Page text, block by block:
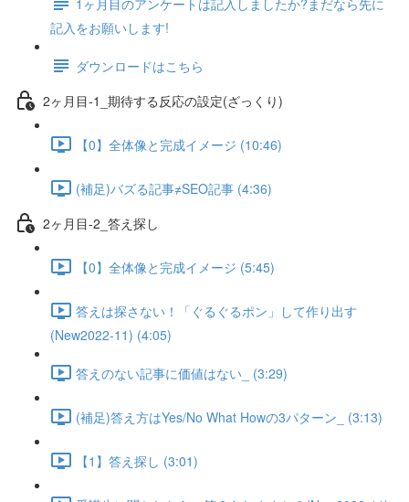
記入をお願いします!
ダウンロードはこちら
2ヶ月目-1_期待する反応の設定(ざっくり)
【0】全体像と完成イメージ (10:46)
(補足)バズる記事≠SEO記事 (4:36)
2ヶ月目-2_答え探し
【0】全体像と完成イメージ (5:45)
答えは探さない！「ぐるぐるポン」して作り出す
(New2022-11) (4:05)
答えのない記事に価値はない_ (3:29)
(補足)答え方はYes/No What Howの3パターン_ (3:13)
【1】答え探し (3:01)